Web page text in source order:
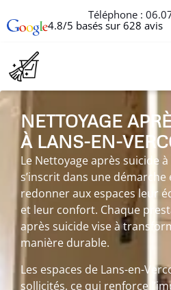
Téléphone :
4.8/5 basés sur 628 avis
NETTOYAGE
À LANS-EN-
Le Nettoyage après suicide
s’inscrit dans une démarche
redonner aux espaces leur
et leur confort. Chaque
après suicide vise à
manière durable.
Les espaces de Lans-en-
sollicités, ce qui renforce